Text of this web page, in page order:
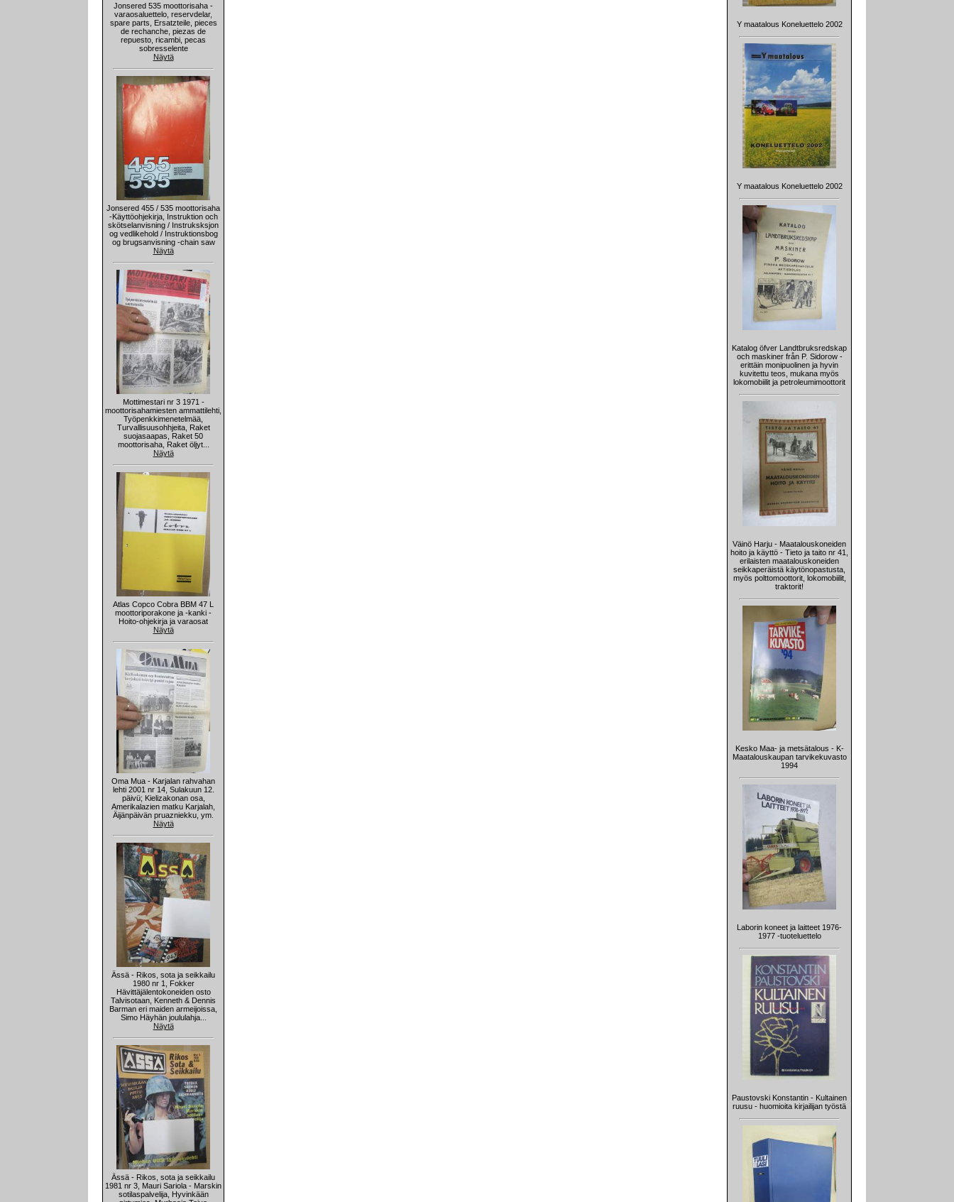
Jonsered 535 moottorisaha -
varaosaluettelo, reservdelar,
spare parts, Ersatzteile, pieces
de rechanche, piezas de
repuesto, ricambi, pecas
sobresselente
Näytä
Jonsered 455 / 535 moottorisaha
-Käyttöohjekirja, Instruktion och
skötselanvisning / Instruksksjon
og vedlikehold / Instruktionsbog
og brugsanvisning -chain saw
Näytä
Mottimestari nr 3 1971 -
moottorisahamiesten ammattilehti,
Työpenkkimenetelmää,
Turvallisuusohhjeita, Raket
suojasaapas, Raket 50
moottorisaha, Raket öljyt...
Näytä
Atlas Copco Cobra BBM 47 L
moottoriporakone ja -kanki -
Hoito-ohjekirja ja varaosat
Näytä
Oma Mua - Karjalan rahvahan
lehti 2001 nr 14, Sulakuun 12.
päivü; Kielizakonan osa,
Amerikalazien matku Karjalah,
Äijänpäivän pruazniekku, ym.
Näytä
Ässä - Rikos, sota ja seikkailu
1980 nr 1, Fokker
Hävittäjälentokoneiden osto
Talvisotaan, Kenneth & Dennis
Barman eri maiden armeijoissa,
Simo Häyhän joululahja...
Näytä
Ässä - Rikos, sota ja seikkailu
1981 nr 3, Mauri Sariola - Marskin
sotilaspalvelija, Hyvinkään
Y maatalous Koneluettelo 2002
Y maatalous Koneluettelo 2002
Katalog öfver Landtbruksredskap
och maskiner från P. Sidorow -
erittäin monipuolinen ja hyvin
kuvitettu teos, mukana myös
lokomobiilit ja petroleumimoottorit
Väinö Harju - Maatalouskoneiden
hoito ja käyttö - Tieto ja taito nr 41,
erilaisten maatalouskoneiden
seikkaperäistä käytönopastusta,
myös polttomoottorit, lokomobiilit,
traktorit!
Kesko Maa- ja metsätalous - K-
Maatalouskaupan tarvikekuvasto
1994
Laborin koneet ja laitteet 1976-
1977 -tuoteluettelo
Paustovski Konstantin - Kultainen
ruusu - huomioita kirjailijan työstä